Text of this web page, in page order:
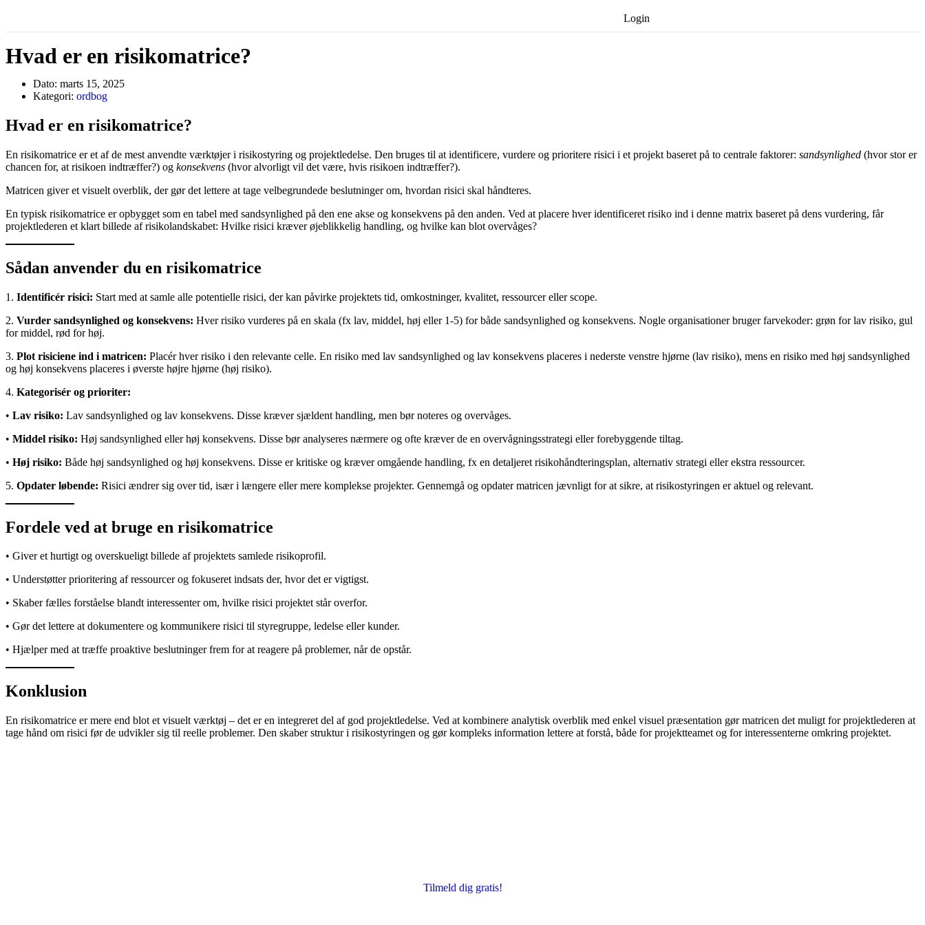
Login
Hvad er en risikomatrice?
Dato: marts 15, 2025
Kategori: ordbog
Hvad er en risikomatrice?
En risikomatrice er et af de mest anvendte værktøjer i risikostyring og projektledelse. Den bruges til at identificere, vurdere og prioritere risici i et projekt baseret på to centrale faktorer: sandsynlighed (hvor stor er
chancen for, at risikoen indtræffer?) og konsekvens (hvor alvorligt vil det være, hvis risikoen indtræffer?).
Matricen giver et visuelt overblik, der gør det lettere at tage velbegrundede beslutninger om, hvordan risici skal håndteres.
En typisk risikomatrice er opbygget som en tabel med sandsynlighed på den ene akse og konsekvens på den anden. Ved at placere hver identificeret risiko ind i denne matrix baseret på dens vurdering, får
projektlederen et klart billede af risikolandskabet: Hvilke risici kræver øjeblikkelig handling, og hvilke kan blot overvåges?
Sådan anvender du en risikomatrice
1. Identificér risici: Start med at samle alle potentielle risici, der kan påvirke projektets tid, omkostninger, kvalitet, ressourcer eller scope.
2. Vurder sandsynlighed og konsekvens: Hver risiko vurderes på en skala (fx lav, middel, høj eller 1-5) for både sandsynlighed og konsekvens. Nogle organisationer bruger farvekoder: grøn for lav risiko, gul
for middel, rød for høj.
3. Plot risiciene ind i matricen: Placér hver risiko i den relevante celle. En risiko med lav sandsynlighed og lav konsekvens placeres i nederste venstre hjørne (lav risiko), mens en risiko med høj sandsynlighed
og høj konsekvens placeres i øverste højre hjørne (høj risiko).
4. Kategorisér og prioriter:
• Lav risiko: Lav sandsynlighed og lav konsekvens. Disse kræver sjældent handling, men bør noteres og overvåges.
• Middel risiko: Høj sandsynlighed eller høj konsekvens. Disse bør analyseres nærmere og ofte kræver de en overvågningsstrategi eller forebyggende tiltag.
• Høj risiko: Både høj sandsynlighed og høj konsekvens. Disse er kritiske og kræver omgående handling, fx en detaljeret risikohåndteringsplan, alternativ strategi eller ekstra ressourcer.
5. Opdater løbende: Risici ændrer sig over tid, især i længere eller mere komplekse projekter. Gennemgå og opdater matricen jævnligt for at sikre, at risikostyringen er aktuel og relevant.
Fordele ved at bruge en risikomatrice
• Giver et hurtigt og overskueligt billede af projektets samlede risikoprofil.
• Understøtter prioritering af ressourcer og fokuseret indsats der, hvor det er vigtigst.
• Skaber fælles forståelse blandt interessenter om, hvilke risici projektet står overfor.
• Gør det lettere at dokumentere og kommunikere risici til styregruppe, ledelse eller kunder.
• Hjælper med at træffe proaktive beslutninger frem for at reagere på problemer, når de opstår.
Konklusion
En risikomatrice er mere end blot et visuelt værktøj – det er en integreret del af god projektledelse. Ved at kombinere analytisk overblik med enkel visuel præsentation gør matricen det muligt for projektlederen at
tage hånd om risici før de udvikler sig til reelle problemer. Den skaber struktur i risikostyringen og gør kompleks information lettere at forstå, både for projektteamet og for interessenterne omkring projektet.
Tilmeld dig gratis!